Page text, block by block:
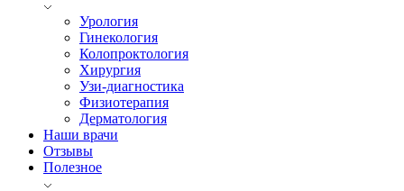
Урология
Гинекология
Колопроктология
Хирургия
Узи-диагностика
Физиотерапия
Дерматология
Наши врачи
Отзывы
Полезное